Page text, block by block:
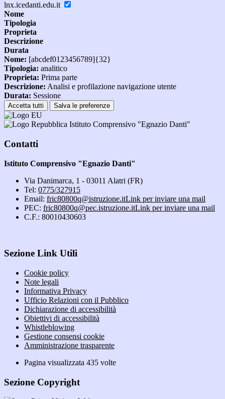
lnx.icedanti.edu.it
Nome
Tipologia
Proprieta
Descrizione
Durata
Nome: [abcdef0123456789]{32}
Tipologia: analitico
Proprieta: Prima parte
Descrizione: Analisi e profilazione navigazione utente
Durata: Sessione
Accetta tutti Salva le preferenze
Istituto Comprensivo "Egnazio Danti"
Contatti
Istituto Comprensivo "Egnazio Danti"
Via Danimarca, 1 - 03011 Alatri (FR)
Tel: 0775/327915
Email: fric80800q@istruzione.itLink per inviare una mail
PEC: fric80800q@pec.istruzione.itLink per inviare una mail
C.F.: 80010430603
Sezione Link Utili
Cookie policy
Note legali
Informativa Privacy
Ufficio Relazioni con il Pubblico
Dichiarazione di accessibilità
Obiettivi di accessibilità
Whistleblowing
Gestione consensi cookie
Amministrazione trasparente
Pagina visualizzata 435 volte
Sezione Copyright